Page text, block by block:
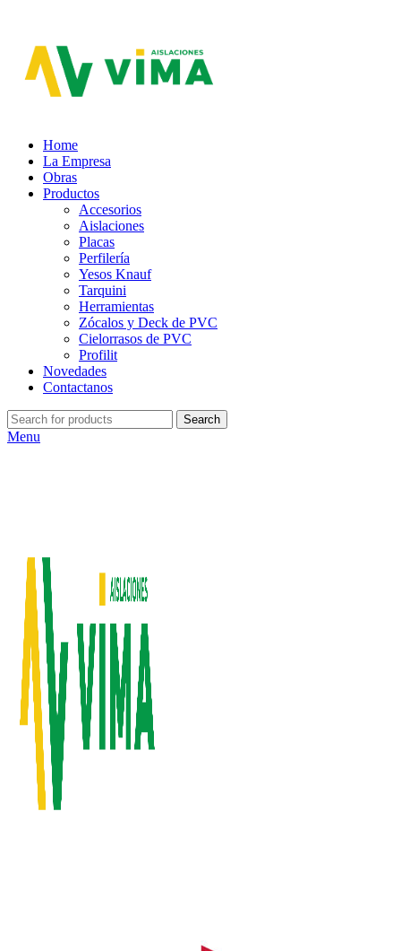
Home
La Empresa
Obras
Productos
Accesorios
Aislaciones
Placas
Perfilería
Yesos Knauf
Tarquini
Herramientas
Zócalos y Deck de PVC
Cielorrasos de PVC
Profilit
Novedades
Contactanos
Search
Menu